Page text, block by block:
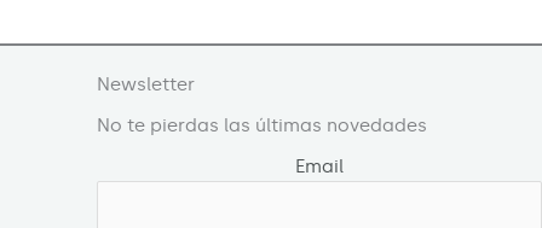
Newsletter
No te pierdas las últimas novedades
Email